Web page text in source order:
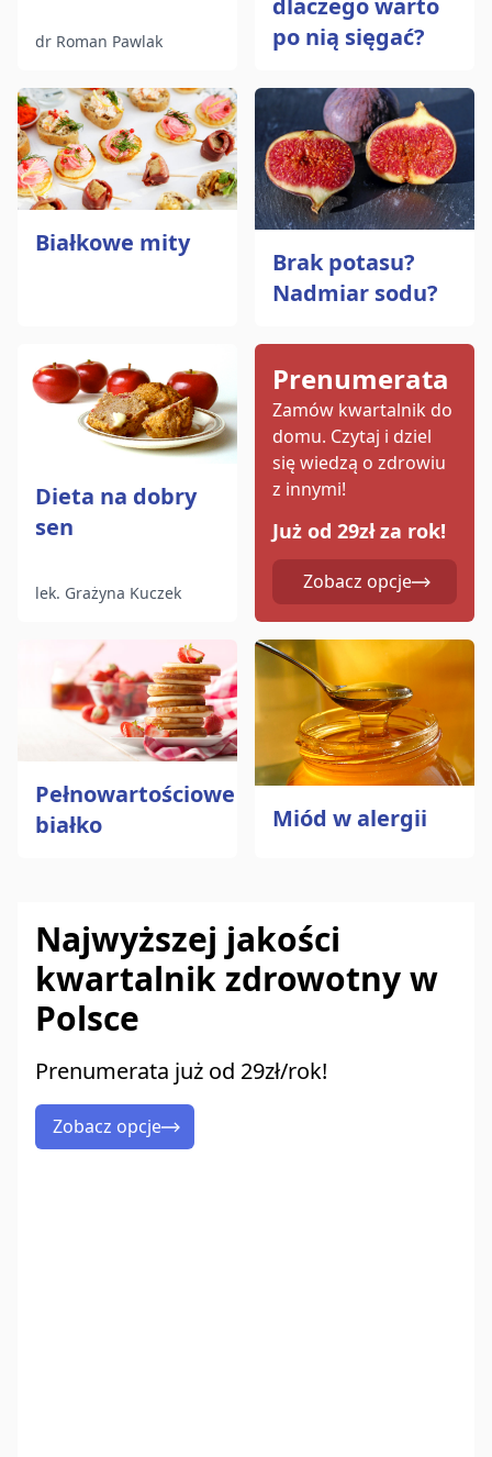
dr Roman Pawlak
po nią sięgać?
Białkowe mity
Brak potasu?
Nadmiar sodu?
Dieta na dobry
sen
lek. Grażyna Kuczek
Prenumerata
Zamów kwartalnik do
domu. Czytaj i dziel
się wiedzą o zdrowiu
z innymi!
Już od 29zł za rok!
Zobacz opcje
Pełnowartościowe
białko
Miód w alergii
Najwyższej jakości
kwartalnik zdrowotny w
Polsce
Prenumerata już od 29zł/rok!
Zobacz opcje